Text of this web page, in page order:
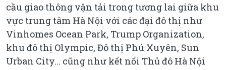
cầu giao thông vận tải trong tương lai giữa khu
vực trung tâm Hà Nội với các đại đô thị như
Vinhomes Ocean Park, Trump Organization,
khu đô thị Olympic, Đô thị Phú Xuyên, Sun
Urban City... cũng như kết nối Thủ đô Hà Nội